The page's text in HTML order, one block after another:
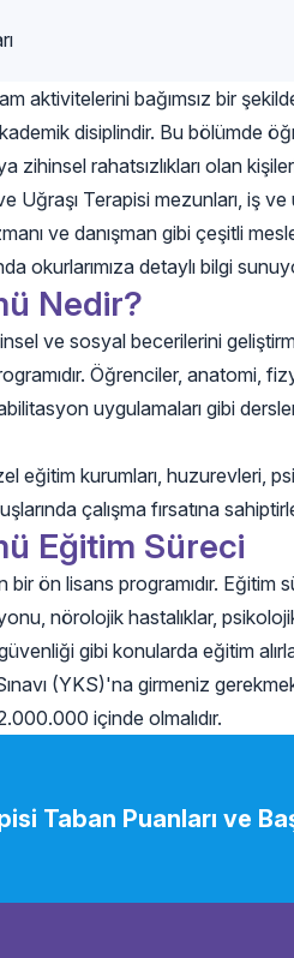
aktivitelerini bağımsız bir
disiplindir. Bu bölümde
zihinsel rahatsızlıkları olan
Terapisi mezunları, iş ve
ve danışman gibi çeşitli
okurlarımıza detaylı bilgi
Nedir?
ve sosyal becerilerini
Öğrenciler, anatomi,
uygulamaları gibi
eğitim kurumları, huzurevleri,
çalışma fırsatına
Eğitim Süreci
ön lisans programıdır. Eğitim
nörolojik hastalıklar,
gibi konularda eğitim
(YKS)'na girmeniz
içinde olmalıdır.
Taban Puanları ve